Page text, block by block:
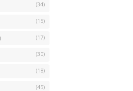
(34)
(15)
(17)
(30)
(18)
(45)